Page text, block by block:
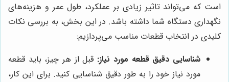
است که می‌تواند تاثیر زیادی بر عملکرد، طول عمر و هزینه‌های
نگهداری دستگاه شما داشته باشد. در این بخش، به بررسی نکات
کلیدی در انتخاب قطعات مناسب می‌پردازیم:
شناسایی دقیق قطعه مورد نیاز: قبل از هر چیز، باید قطعه
مورد نیاز خود را به طور دقیق شناسایی کنید. برای این کار،